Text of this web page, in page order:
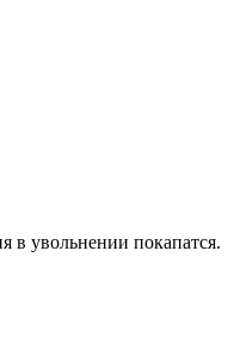
в увольнении покапатся.